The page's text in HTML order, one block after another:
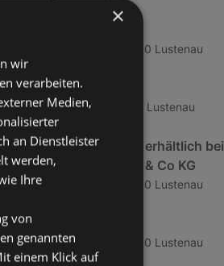
Radetzkystraße 20, 6890 Lustenau
simpli.at
Neudorfstraße 15, 6890 Lustenau
Siemens Hausgeräte erhältlich bei
EP Scheucher GmbH & Co KG
Radetzkystraße 20, 6890 Lustenau
simpli.at
Radetzkystraße 20, 6890 Lustenau
×
wir
verarbeiten.
Medien,
an Dienstleister
werden,
Ihre
von
genannten
einem Klick auf